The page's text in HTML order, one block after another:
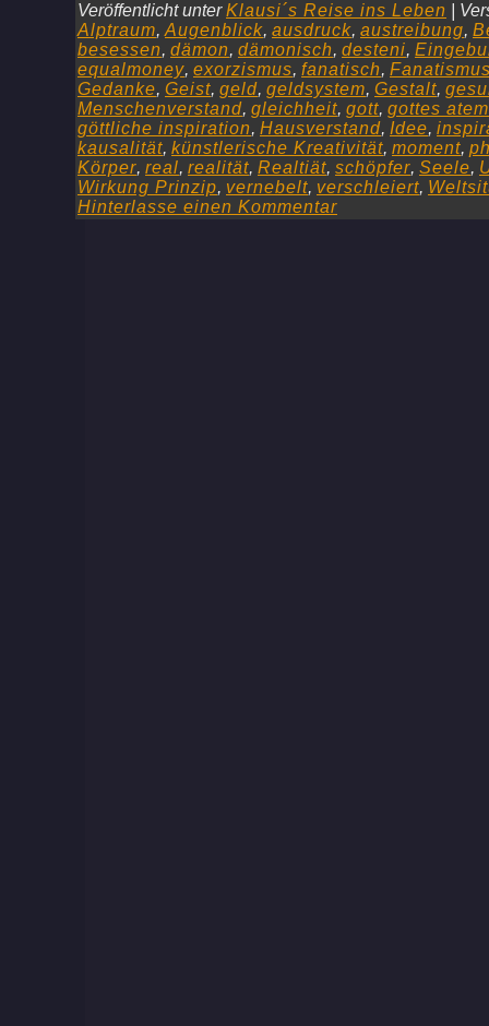
Veröffentlicht unter Klausi´s Reise ins Leben
Alptraum, Augenblick, ausdruck, austreibung,
besessen, dämon, dämonisch, desteni,
equalmoney, exorzismus, fanatisch,
Gedanke, Geist, geld, geldsystem, Gestalt,
Menschenverstand, gleichheit, gott, gottes atem
göttliche inspiration, Hausverstand, Idee,
kausalität, künstlerische Kreativität, moment,
Körper, real, realität, Realtiät, schöpfer, Seele,
Wirkung Prinzip, vernebelt, verschleiert,
Hinterlasse einen Kommentar